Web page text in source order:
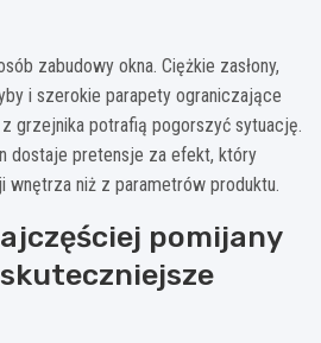
zabudowy okna. Ciężkie zasłony,
i szerokie parapety ograniczające
grzejnika potrafią pogorszyć sytuację.
dostaje pretensje za efekt, który
wnętrza niż z parametrów produktu.
pomijany